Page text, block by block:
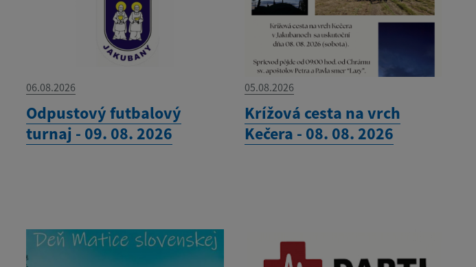
06.08.2026
Odpustový futbalový
turnaj - 09. 08. 2026
05.08.2026
Krížová cesta na vrch
Kečera - 08. 08. 2026